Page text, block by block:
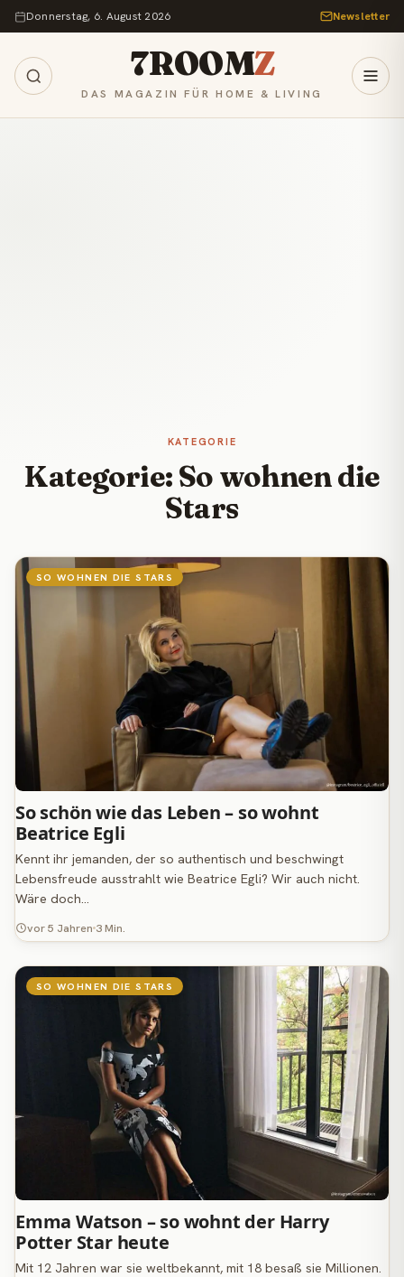
Zum Inhalt springen
Donnerstag, 6. August 2026 Newsletter
7ROOMZ
DAS MAGAZIN FÜR HOME & LIVING
KATEGORIE
Kategorie: So wohnen die
Stars
SO WOHNEN DIE STARS
So schön wie das Leben – so wohnt
Beatrice Egli
Kennt ihr jemanden, der so authentisch und beschwingt
Lebensfreude ausstrahlt wie Beatrice Egli? Wir auch nicht.
Wäre doch…
vor 5 Jahren 3 Min.
SO WOHNEN DIE STARS
Emma Watson – so wohnt der Harry
Potter Star heute
Mit 12 Jahren war sie weltbekannt, mit 18 besaß sie Millionen.